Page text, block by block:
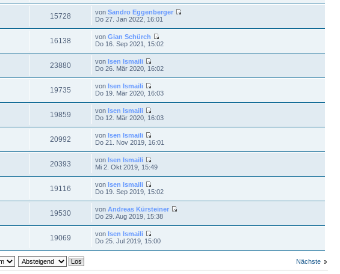
15728 vonSandro Eggenberger
Do 27. Jan 2022, 16:01
16138 vonGian Schürch
Do 16. Sep 2021, 15:02
23880 vonIsen Ismaili
Do 26. Mär 2020, 16:02
19735 vonIsen Ismaili
Do 19. Mär 2020, 16:03
19859 vonIsen Ismaili
Do 12. Mär 2020, 16:03
20992 vonIsen Ismaili
Do 21. Nov 2019, 16:01
20393 vonIsen Ismaili
Mi 2. Okt 2019, 15:49
19116 vonIsen Ismaili
Do 19. Sep 2019, 15:02
19530 vonAndreas Kürsteiner
Do 29. Aug 2019, 15:38
19069 vonIsen Ismaili
Do 25. Jul 2019, 15:00
Nächste